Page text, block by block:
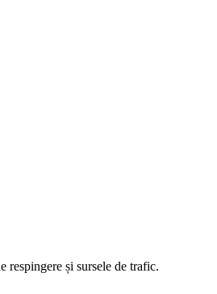
și sursele de trafic.